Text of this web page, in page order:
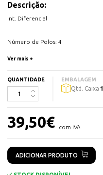
Descrição:
Int. Diferencial
Número de Polos: 4
Sensibilidade diferencial: 300 mA
Ver mais +
QUANTIDADE EMBALAGEM
Qtd. Caixa 1
39,50€ com IVA
ADICIONAR PRODUTO